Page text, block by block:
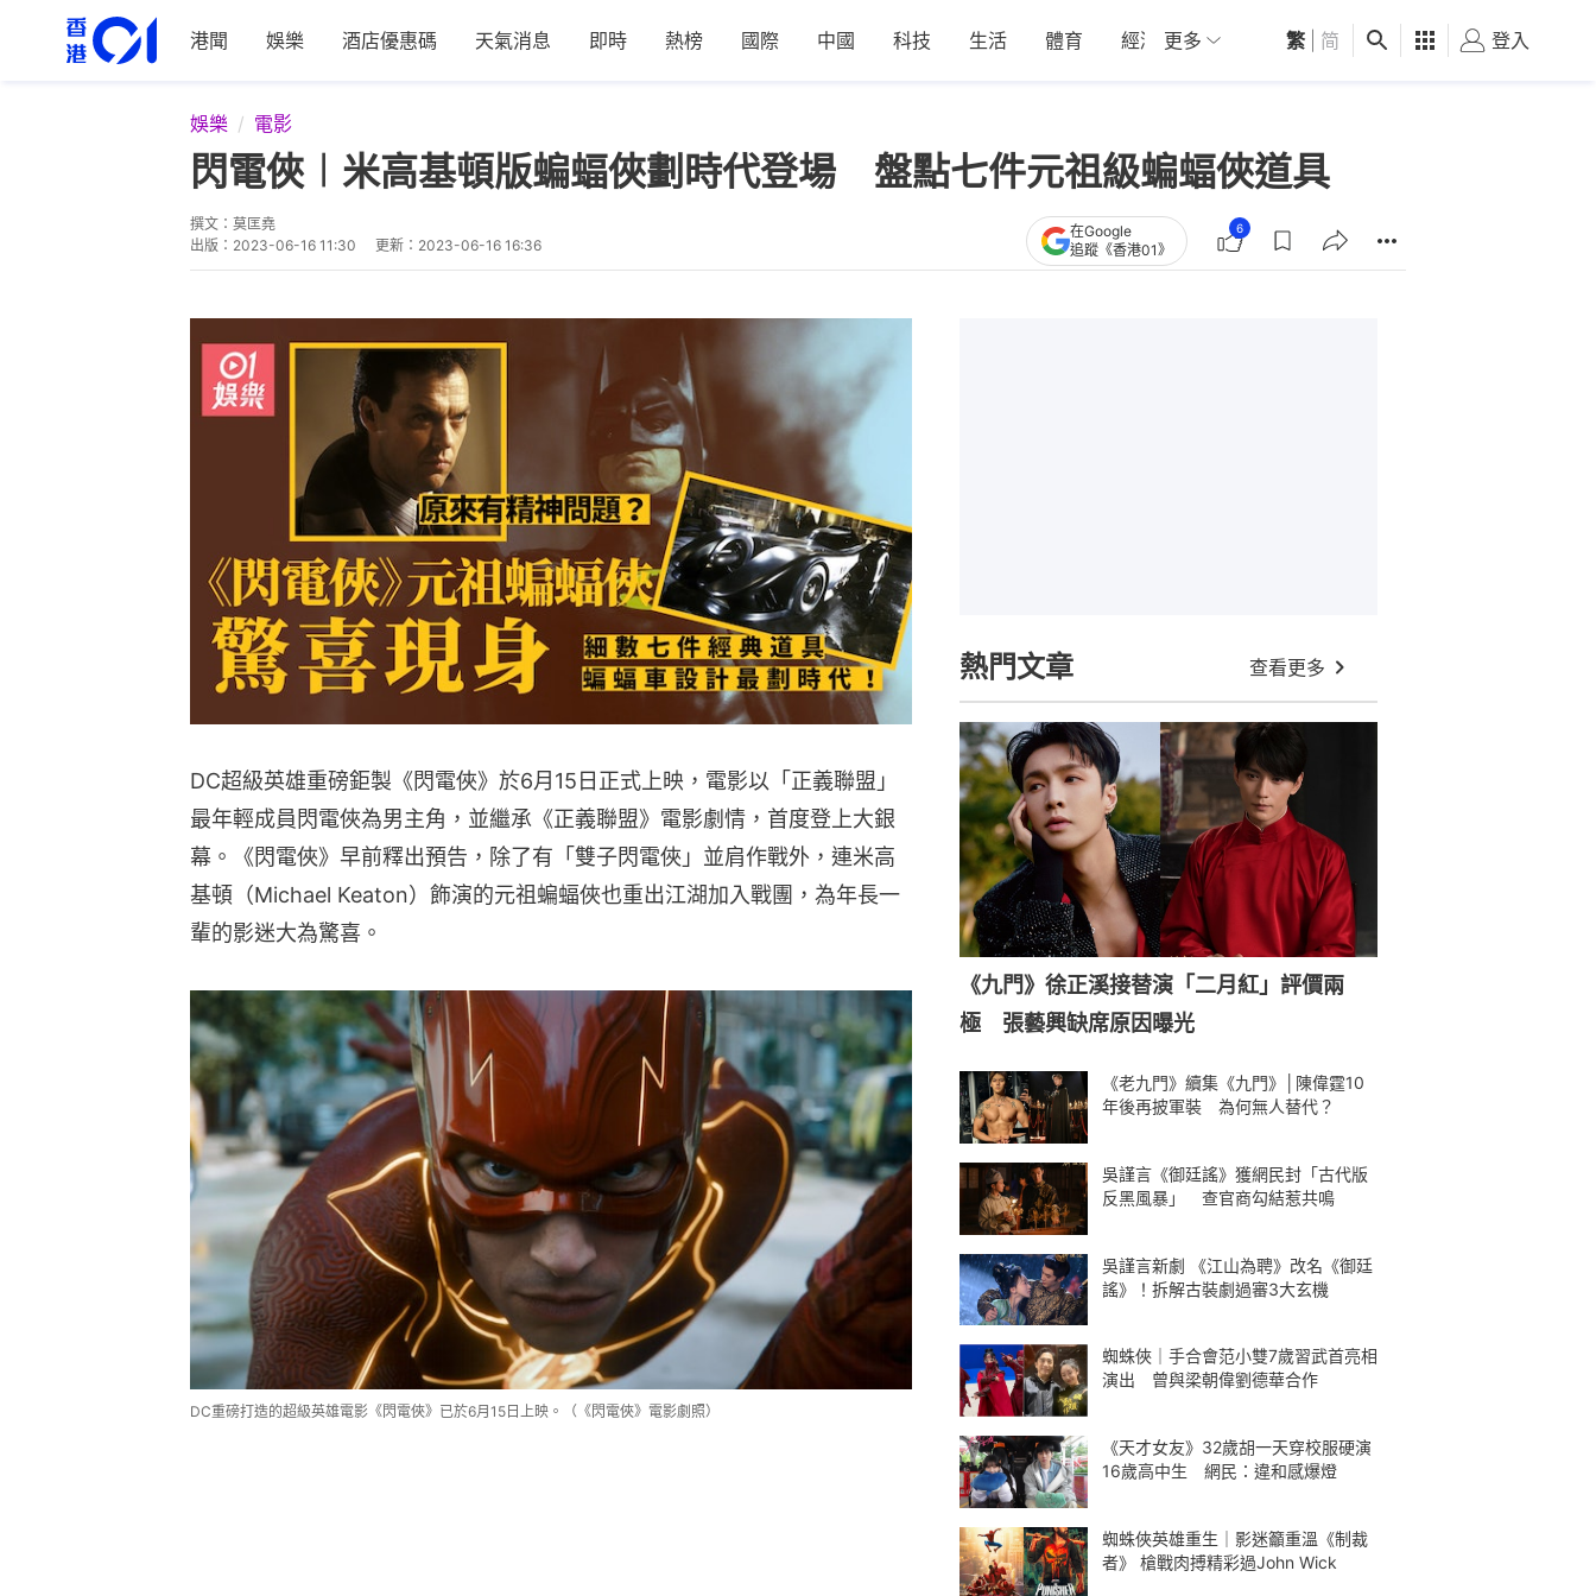
港聞 娛樂 酒店優惠碼 天氣消息 即時 熱榜 國際 中國 科技 生活 體育 經濟 01深圳 觀點 健康 好食玩飛
更多 繁 简 登入
娛樂 電影
閃電俠︱米高基頓版蝙蝠俠劃時代登場 盤點七件元祖級蝙蝠俠道具
撰文： 莫匡堯
出版： 2023-06-16 11:30 更新： 2023-06-16 16:36
在Google
追蹤《香港01》
6
DC超級英雄重磅鉅製《閃電俠》於6月15日正式上映，電影以「正義聯盟」
最年輕成員閃電俠為男主角，並繼承《正義聯盟》電影劇情，首度登上大銀
幕。《閃電俠》早前釋出預告，除了有「雙子閃電俠」並肩作戰外，連米高
基頓（Michael Keaton）飾演的元祖蝙蝠俠也重出江湖加入戰團，為年長一
輩的影迷大為驚喜。
DC重磅打造的超級英雄電影《閃電俠》已於6月15日上映。（《閃電俠》電影劇照）
熱門文章 查看更多
《九門》徐正溪接替演「二月紅」評價兩
極 張藝興缺席原因曝光
《老九門》續集《九門》│陳偉霆10
年後再披軍裝 為何無人替代？
吳謹言《御廷謠》獲網民封「古代版
反黑風暴」 查官商勾結惹共鳴
吳謹言新劇 《江山為聘》改名《御廷
謠》！拆解古裝劇過審3大玄機
蜘蛛俠｜手合會范小雙7歲習武首亮相
演出 曾與梁朝偉劉德華合作
《天才女友》32歲胡一天穿校服硬演
16歲高中生 網民：違和感爆燈
蜘蛛俠英雄重生｜影迷籲重溫《制裁
者》 槍戰肉搏精彩過John Wick